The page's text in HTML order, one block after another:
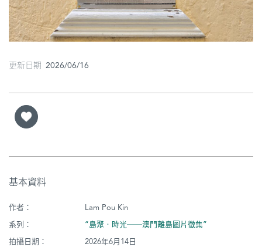
更新日期 2026/06/16
基本資料
作者：
Lam Pou Kin
系列：
“島聚‧時光──澳門離島圖片徵集”
拍攝日期：
2026年6月14日